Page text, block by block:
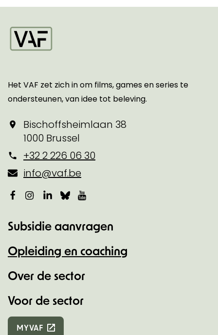
Het VAF zet zich in om films, games en series te
ondersteunen, van idee tot beleving.
Bischoffsheimlaan 38
1000 Brussel
+32 2 226 06 30
info@vaf.be
Facebook
Instagram
LinkedIn
Bluesky
Subsidie aanvragen
Opleiding en coaching
Over de sector
Voor de sector
MYVAF